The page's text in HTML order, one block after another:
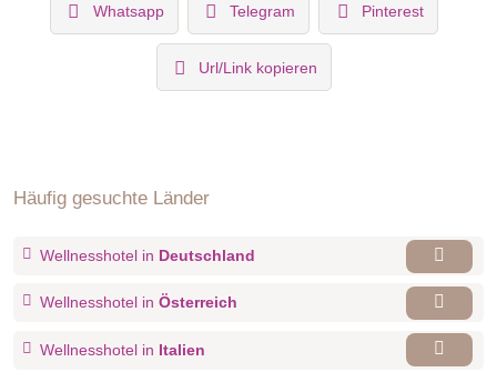
Whatsapp Telegram Pinterest
Url/Link kopieren
Häufig gesuchte Länder
Wellnesshotel in Deutschland
Wellnesshotel in Österreich
Wellnesshotel in Italien